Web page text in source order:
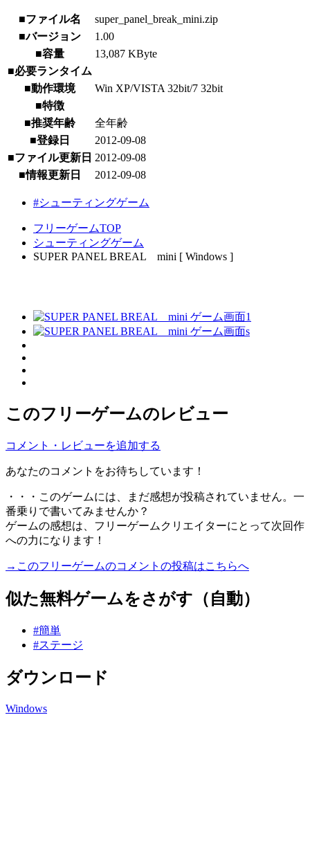
■ファイル名
super_panel_break_mini.zip
■バージョン
1.00
■容量
13,087 KByte
■必要ランタイム
■動作環境
Win XP/VISTA 32bit/7 32bit
■特徴
■推奨年齢
全年齢
■登録日
2012-09-08
■ファイル更新日 2012-09-08
■情報更新日
2012-09-08
#シューティングゲーム
フリーゲームTOP
シューティングゲーム
SUPER PANEL BREAL mini [ Windows ]
このフリーゲームのレビュー
コメント・レビューを追加する
あなたのコメントをお待ちしています！
・・・このゲームには、まだ感想が投稿されていません。一
番乗りで書いてみませんか？
ゲームの感想は、フリーゲームクリエイターにとって次回作
への力になります！
→このフリーゲームのコメントの投稿はこちらへ
似た無料ゲームをさがす（自動）
#簡単
#ステージ
ダウンロード
Windows